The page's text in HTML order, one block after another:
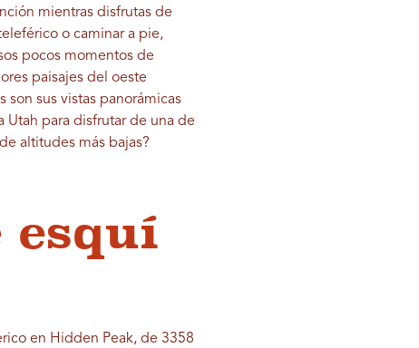
mientras disfrutas de
o caminar a pie,
pocos momentos de
paisajes del oeste
son sus vistas panorámicas
Utah para disfrutar de una de
altitudes más bajas?
esquí
en Hidden Peak, de 3358